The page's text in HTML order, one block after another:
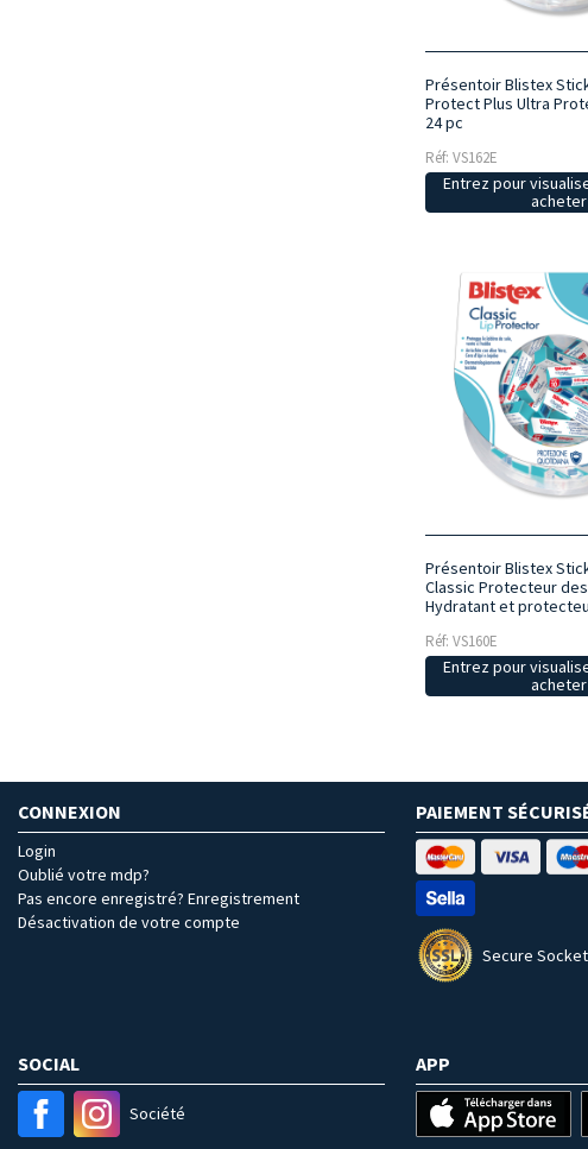
Présentoir Blistex
Protect Plus Ultra
24 pc
Réf: VS162E
Entrez pour
acheter
Présentoir Blistex
Classic Protecteur
Hydratant et
Réf: VS160E
Entrez pour
acheter
CONNEXION
Login
Oublié votre mdp?
Pas encore enregistré? Enregistrement
Désactivation de votre compte
PAIEMENT
Secure
SOCIAL
Société
APP